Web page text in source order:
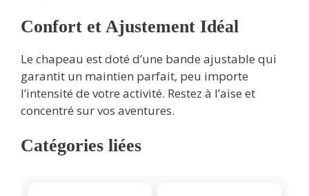
Confort et Ajustement Idéal
Le chapeau est doté d’une bande ajustable qui
garantit un maintien parfait, peu importe
l’intensité de votre activité. Restez à l’aise et
concentré sur vos aventures.
Catégories liées